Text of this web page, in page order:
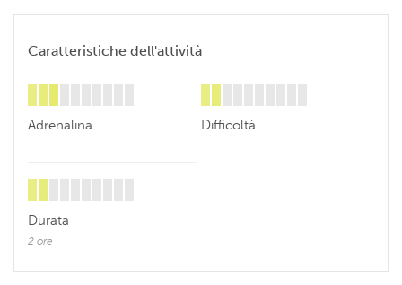
Caratteristiche dell'attività
Adrenalina Difficoltà
Durata
2 ore